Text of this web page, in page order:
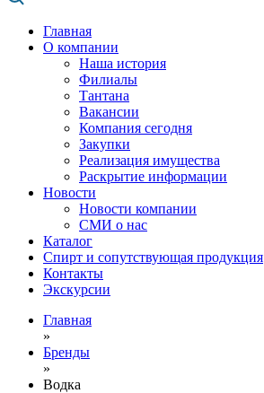
Главная
О компании
Наша история
Филиалы
Тантана
Вакансии
Компания сегодня
Закупки
Реализация имущества
Раскрытие информации
Новости
Новости компании
СМИ о нас
Каталог
Спирт и сопутствующая продукция
Контакты
Экскурсии
Главная
»
Бренды
»
Водка